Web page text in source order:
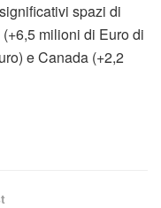
spazi di
milioni di Euro di
e Canada (+2,2